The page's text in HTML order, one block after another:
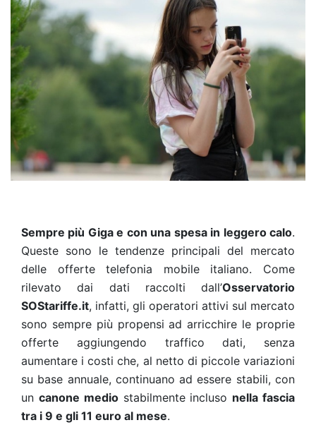
Sempre più Giga e con una spesa in leggero calo.
Queste sono le tendenze principali del mercato
delle offerte telefonia mobile italiano. Come
rilevato dai dati raccolti dall’Osservatorio
SOStariffe.it, infatti, gli operatori attivi sul mercato
sono sempre più propensi ad arricchire le proprie
offerte aggiungendo traffico dati, senza
aumentare i costi che, al netto di piccole variazioni
su base annuale, continuano ad essere stabili, con
un canone mediostabilmente incluso nella fascia
tra i 9 e gli 11 euro al mese.